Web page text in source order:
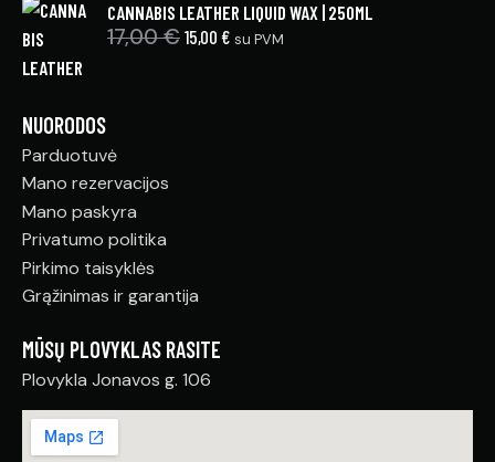
CANNABIS LEATHER LIQUID WAX | 250ML
17,00€ 15,00 € su PVM
NUORODOS
Parduotuvė
Mano rezervacijos
Mano paskyra
Privatumo politika
Pirkimo taisyklės
Grąžinimas ir garantija
MŪSŲ PLOVYKLAS RASITE
Plovykla Jonavos g. 106